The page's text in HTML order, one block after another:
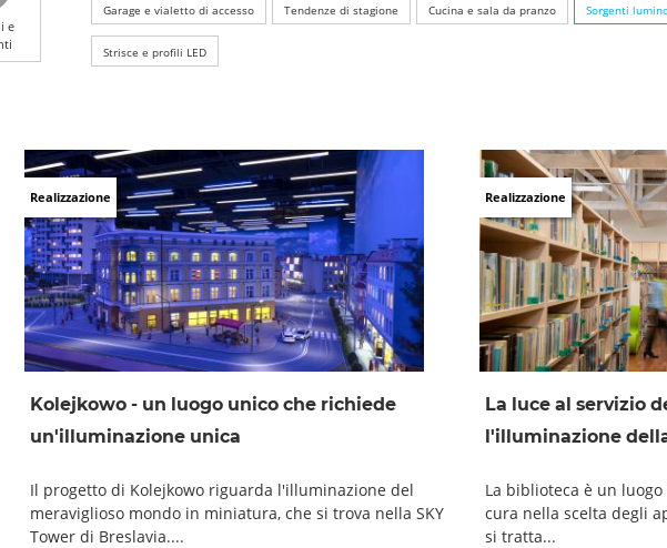
e
Garage e vialetto di accesso Tendenze di stagione Cucina e sala da pranzo Sorgenti
Strisce e profili LED
Realizzazione
Kolejkowo - un luogo unico che richiede
un'illuminazione unica
Il progetto di Kolejkowo riguarda l'illuminazione del
meraviglioso mondo in miniatura, che si trova nella SKY
Tower di Breslavia....
Realizzazione
La luce al servizio
l'illuminazione
La biblioteca è un
cura nella scelta degli
si tratta...